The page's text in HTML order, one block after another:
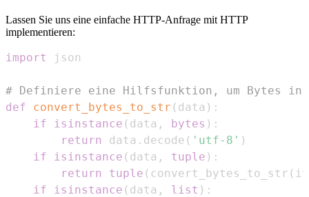
Lassen Sie uns eine einfache HTTP-Anfrage mit HTTP
implementieren:
import
# Definiere eine Hilfsfunktion, um Bytes in
def
convert_bytes_to_str ( data ) :
if
isinstance ( data , bytes ) :
return
data . decode ( 'utf-8' )
if
isinstance ( data , tuple ) :
return
tuple ( convert_bytes_to_str (
if
isinstance ( data , list ) :